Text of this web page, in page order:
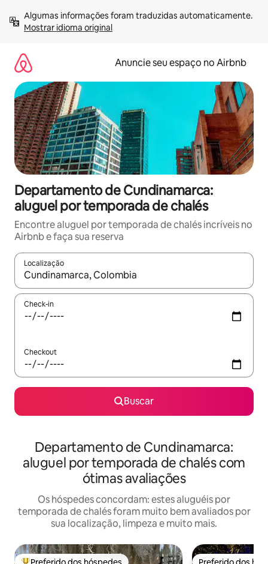
para
Mostrar idioma original
Anuncie seu espaço no Airbnb
Departamento de Cundinamarca:
aluguel por temporada de chalés
Encontre aluguel por temporada de chalés incríveis no
Airbnb e faça sua reserva
Localização
Quando os resultados estiverem disponíveis, explore-os
Check-in
Checkout
Buscar
Departamento de Cundinamarca:
aluguel por temporada de chalés com
ótimas avaliações
Os hóspedes concordam: estes aluguéis por
temporada de chalés foram muito bem avaliados por
sua localização, limpeza e muito mais.